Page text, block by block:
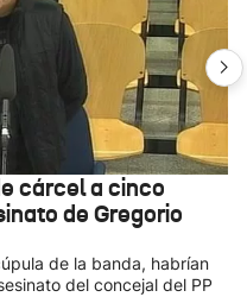
cárcel a cinco
de Gregorio
de la banda, habrían
del concejal del PP